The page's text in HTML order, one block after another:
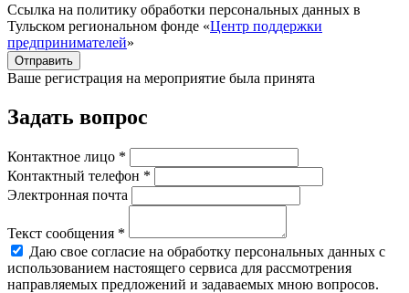
Ссылка на политику обработки персональных данных в
Тульском региональном фонде «Центр поддержки
предпринимателей»
Отправить
Ваше регистрация на мероприятие была принята
Задать вопрос
Контактное лицо *
Контактный телефон *
Электронная почта
Текст сообщения *
Даю свое согласие на обработку персональных данных с
использованием настоящего сервиса для рассмотрения
направляемых предложений и задаваемых мною вопросов.